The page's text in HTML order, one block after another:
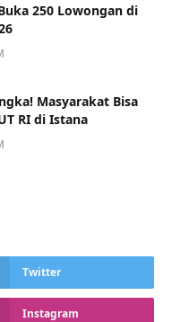
250 Lowongan di
Masyarakat Bisa
RI di Istana
Twitter
Instagram